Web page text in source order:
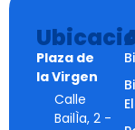
Plaza de
la Virgen
Calle
BailÌa, 2 -